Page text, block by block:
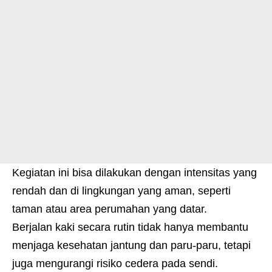
Kegiatan ini bisa dilakukan dengan intensitas yang
rendah dan di lingkungan yang aman, seperti
taman atau area perumahan yang datar.
Berjalan kaki secara rutin tidak hanya membantu
menjaga kesehatan jantung dan paru-paru, tetapi
juga mengurangi risiko cedera pada sendi.